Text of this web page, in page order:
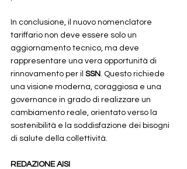
In conclusione, il nuovo nomenclatore
tariffario non deve essere solo un
aggiornamento tecnico, ma deve
rappresentare una vera opportunità di
rinnovamento per il SSN. Questo richiede
una visione moderna, coraggiosa e una
governance in grado di realizzare un
cambiamento reale, orientato verso la
sostenibilità e la soddisfazione dei bisogni
di salute della collettività.
REDAZIONE AISI